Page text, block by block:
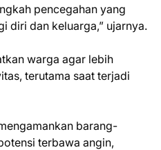
pencegahan yang
diri dan keluarga,” ujarnya.
warga agar lebih
terutama saat terjadi
barang-
terbawa angin,